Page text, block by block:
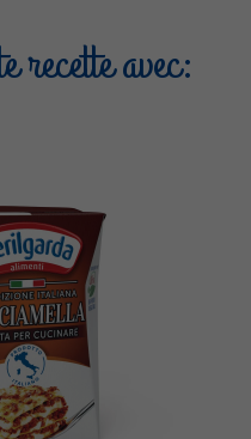
recette avec: